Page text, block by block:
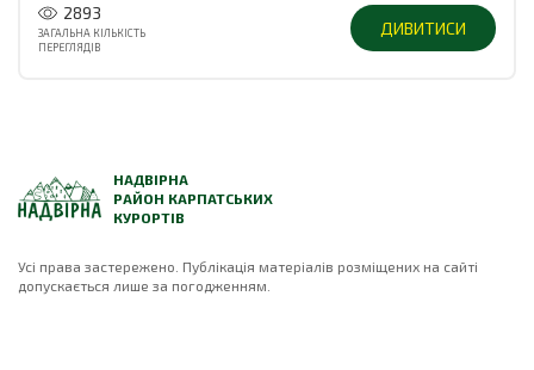
2893
ЗАГАЛЬНА КІЛЬКІСТЬ
ПЕРЕГЛЯДІВ
ДИВИТИСИ
НАДВІРНА
РАЙОН КАРПАТСЬКИХ
КУРОРТІВ
Усі права застережено. Публікація матеріалів розміщених на сайті
допускається лише за погодженням.